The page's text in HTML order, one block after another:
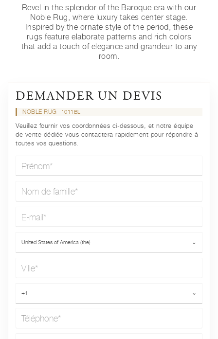
Revel in the splendor of the Baroque era with our
Noble Rug, where luxury takes center stage.
Inspired by the ornate style of the period, these
rugs feature elaborate patterns and rich colors
that add a touch of elegance and grandeur to any
room.
DEMANDER UN DEVIS
NOBLE RUG 1011BL
Veuillez fournir vos coordonnées ci-dessous, et notre équipe
de vente dédiée vous contactera rapidement pour répondre à
toutes vos questions.
United States of America (the) ⌄
+1 ⌄